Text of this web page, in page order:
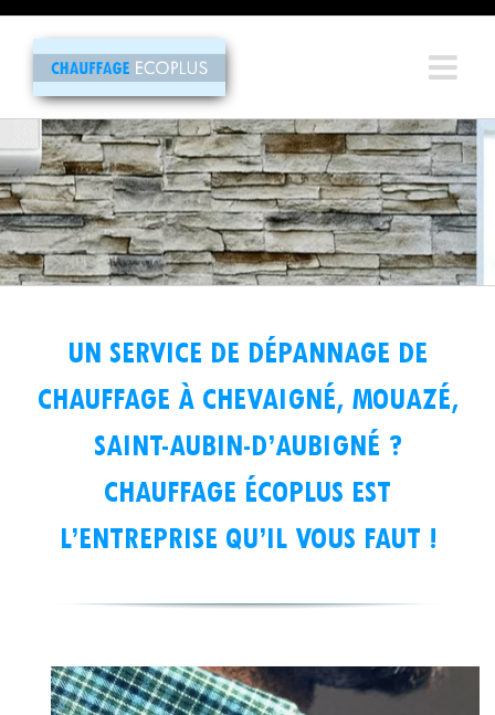
contenu
UN SERVICE DE DÉPANNAGE DE
CHAUFFAGE À CHEVAIGNÉ, MOUAZÉ,
SAINT-AUBIN-D’AUBIGNÉ ?
CHAUFFAGE ÉCOPLUS EST
L’ENTREPRISE QU’IL VOUS FAUT !